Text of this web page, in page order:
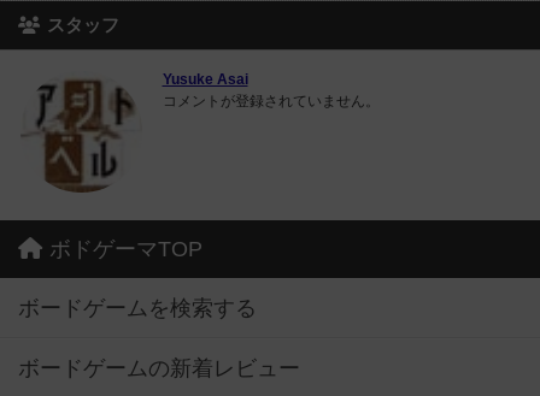
スタッフ
Yusuke Asai
コメントが登録されていません。
ボドゲーマTOP
ボードゲームを検索する
ボードゲームの新着レビュー